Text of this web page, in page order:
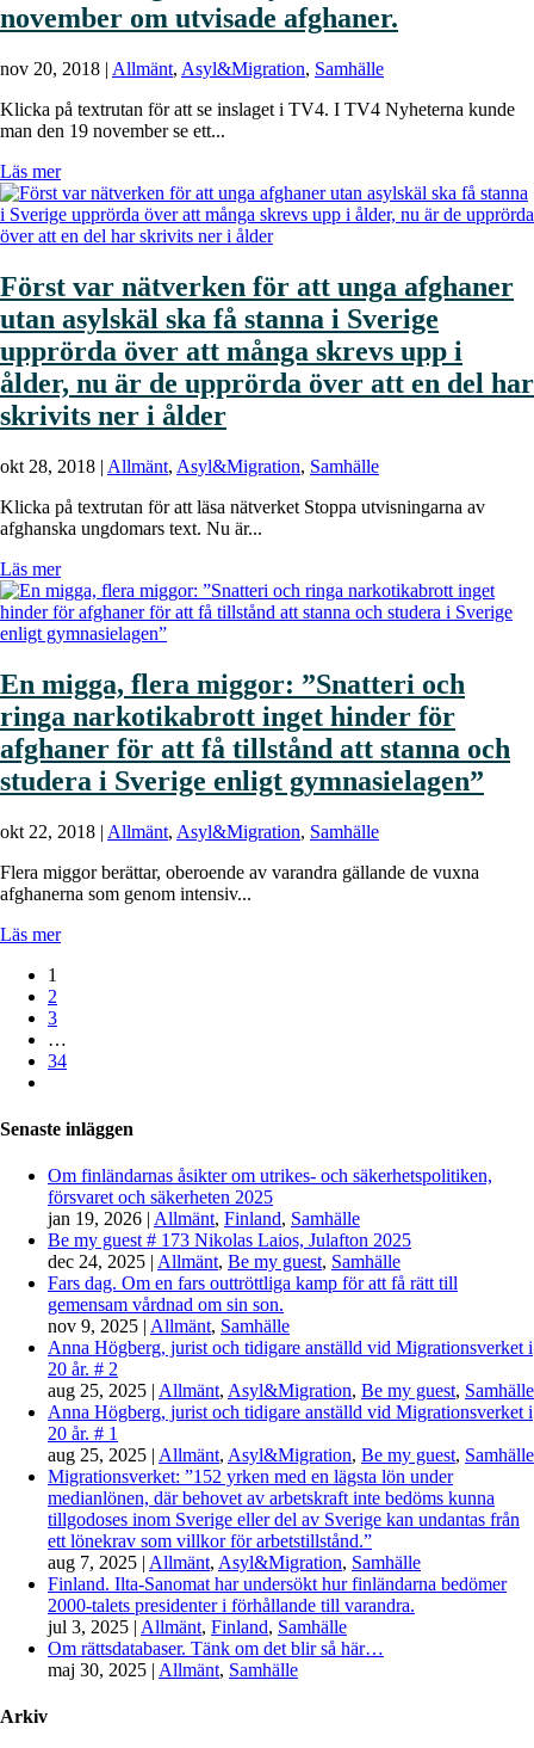
november om utvisade afghaner.
nov 20, 2018 | Allmänt, Asyl&Migration, Samhälle
Klicka på textrutan för att se inslaget i TV4. I TV4 Nyheterna kunde
man den 19 november se ett...
Läs mer
Först var nätverken för att unga afghaner
utan asylskäl ska få stanna i Sverige
upprörda över att många skrevs upp i
ålder, nu är de upprörda över att en del har
skrivits ner i ålder
okt 28, 2018 | Allmänt, Asyl&Migration, Samhälle
Klicka på textrutan för att läsa nätverket Stoppa utvisningarna av
afghanska ungdomars text. Nu är...
Läs mer
En migga, flera miggor: ”Snatteri och
ringa narkotikabrott inget hinder för
afghaner för att få tillstånd att stanna och
studera i Sverige enligt gymnasielagen”
okt 22, 2018 | Allmänt, Asyl&Migration, Samhälle
Flera miggor berättar, oberoende av varandra gällande de vuxna
afghanerna som genom intensiv...
Läs mer
1
2
3
…
34
Senaste inläggen
Om finländarnas åsikter om utrikes- och säkerhetspolitiken,
försvaret och säkerheten 2025
jan 19, 2026 | Allmänt, Finland, Samhälle
Be my guest # 173 Nikolas Laios, Julafton 2025
dec 24, 2025 | Allmänt, Be my guest, Samhälle
Fars dag. Om en fars outtröttliga kamp för att få rätt till
gemensam vårdnad om sin son.
nov 9, 2025 | Allmänt, Samhälle
Anna Högberg, jurist och tidigare anställd vid Migrationsverket i
20 år. # 2
aug 25, 2025 | Allmänt, Asyl&Migration, Be my guest, Samhälle
Anna Högberg, jurist och tidigare anställd vid Migrationsverket i
20 år. # 1
aug 25, 2025 | Allmänt, Asyl&Migration, Be my guest, Samhälle
Migrationsverket: ”152 yrken med en lägsta lön under
medianlönen, där behovet av arbetskraft inte bedöms kunna
tillgodoses inom Sverige eller del av Sverige kan undantas från
ett lönekrav som villkor för arbetstillstånd.”
aug 7, 2025 | Allmänt, Asyl&Migration, Samhälle
Finland. Ilta-Sanomat har undersökt hur finländarna bedömer
2000-talets presidenter i förhållande till varandra.
jul 3, 2025 | Allmänt, Finland, Samhälle
Om rättsdatabaser. Tänk om det blir så här…
maj 30, 2025 | Allmänt, Samhälle
Arkiv